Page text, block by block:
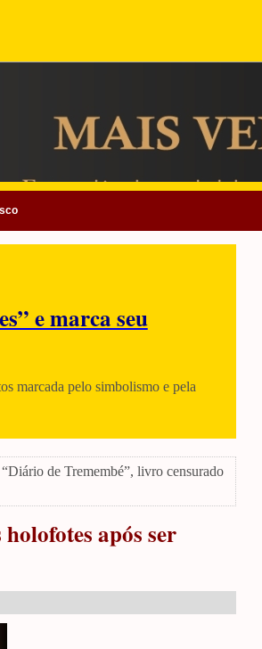
e marca seu
marcada pelo simbolismo e pela
“Diário de Tremembé”, livro censurado
após ser